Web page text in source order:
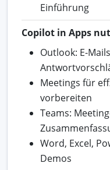
Einführung
Copilot in Apps
Outlook: E-
Meetings für
vorbereiten
Teams:
Word, Excel,
Demos